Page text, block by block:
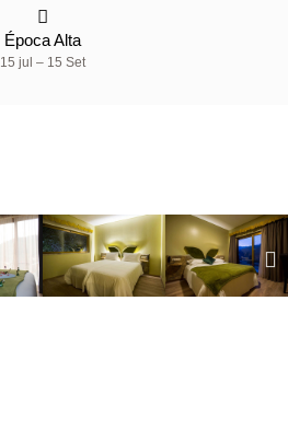
Época Alta
15 jul – 15 Set